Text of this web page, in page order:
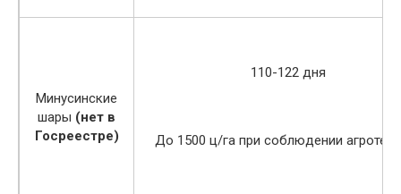
Минусинские
шары (нет в
Госреестре)
110-122 дня
До 1500 ц/га при соблюдении